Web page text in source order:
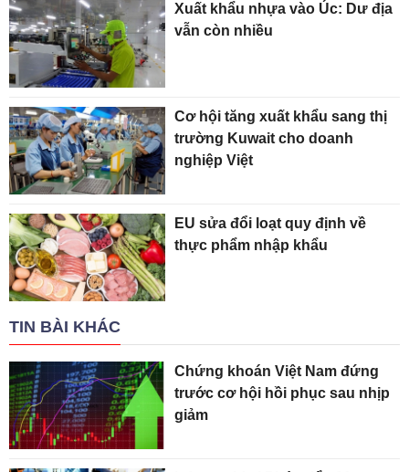
Xuất khẩu nhựa vào Úc: Dư địa
vẫn còn nhiều
Cơ hội tăng xuất khẩu sang thị
trường Kuwait cho doanh
nghiệp Việt
EU sửa đổi loạt quy định về
thực phẩm nhập khẩu
TIN BÀI KHÁC
Chứng khoán Việt Nam đứng
trước cơ hội hồi phục sau nhịp
giảm